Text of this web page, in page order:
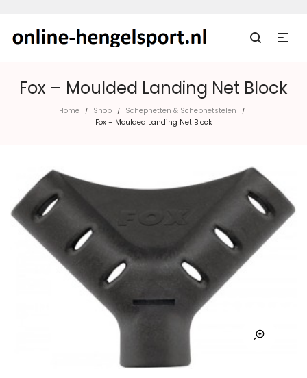
Fox – Moulded Landing Net Block
Home / Shop / Schepnetten & Schepnetstelen /
Fox – Moulded Landing Net Block